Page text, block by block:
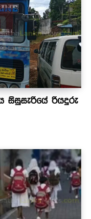
සිසුසැරියේ රියදුරු